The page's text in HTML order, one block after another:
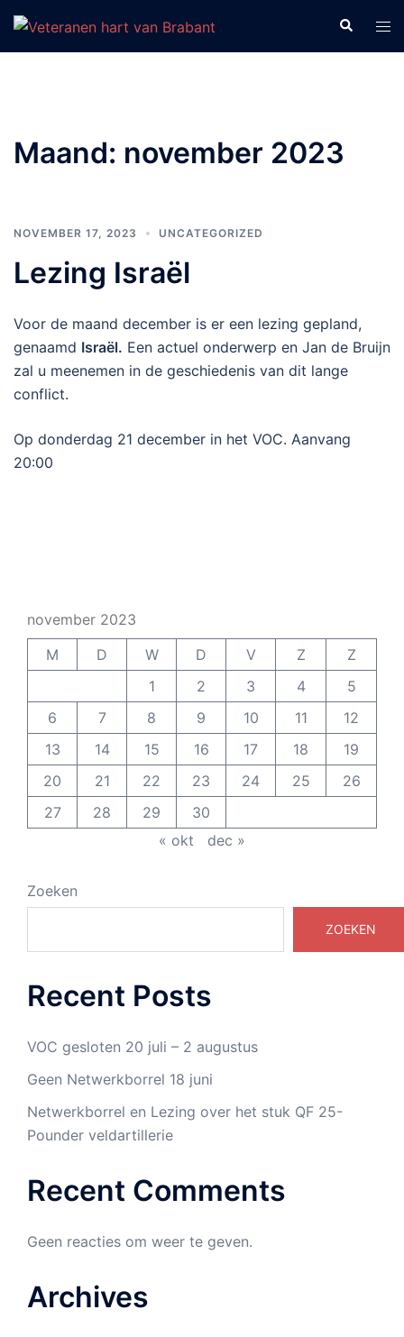
Ga
naar
de
Zoeken
Maand: november 2023
NOVEMBER 17, 2023 UNCATEGORIZED
Lezing Israël
Voor de maand december is er een lezing gepland,
genaamd Israël. Een actuel onderwerp en Jan de Bruijn
zal u meenemen in de geschiedenis van dit lange
conflict.
Op donderdag 21 december in het VOC. Aanvang
20:00
november 2023
M
D W D V Z
Z
1
2 3 4
5
6
7 8 9 10 11
12
13
14 15 16 17 18
19
20
21 22 23 24 25
26
27
28 29
30
« okt
dec »
Zoeken
ZOEKEN
Recent Posts
VOC gesloten 20 juli – 2 augustus
Geen Netwerkborrel 18 juni
Netwerkborrel en Lezing over het stuk QF 25-
Pounder veldartillerie
Recent Comments
Geen reacties om weer te geven.
Archives